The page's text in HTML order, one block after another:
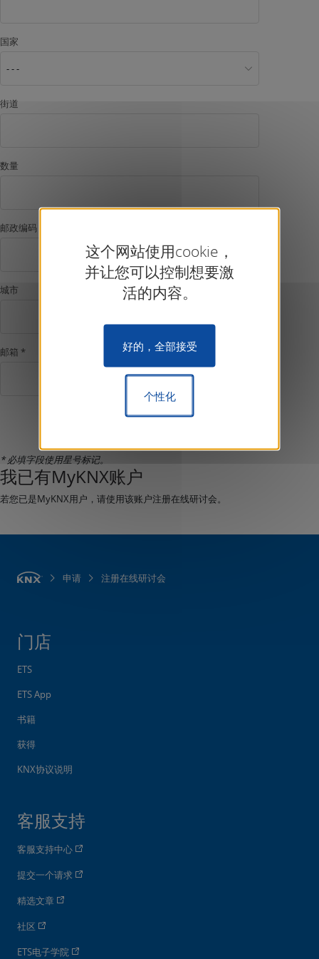
国家
- - -
街道
数量
邮政编码
城市
邮箱 *
* 必填字段使用星号标记。
我已有MyKNX账户
若您已是MyKNX用户，请使用该账户注册在线研讨会。
申请 注册在线研讨会
门店
ETS
ETS App
书籍
获得
KNX协议说明
客服支持
客服支持中心
提交一个请求
精选文章
社区
ETS电子学院
这个网站使用cookie，
并让您可以控制想要激
活的内容。
好的，全部接受
个性化